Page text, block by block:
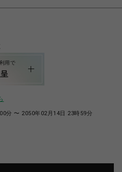
用で
分 〜 2050年02月14日 23時59分